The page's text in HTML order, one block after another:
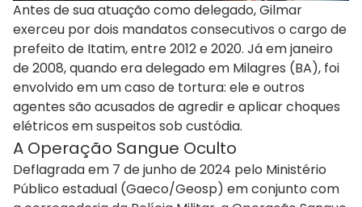
Antes de sua atuação como delegado, Gilmar
exerceu por dois mandatos consecutivos o cargo de
prefeito de Itatim, entre 2012 e 2020. Já em janeiro
de 2008, quando era delegado em Milagres (BA), foi
envolvido em um caso de tortura: ele e outros
agentes são acusados de agredir e aplicar choques
elétricos em suspeitos sob custódia.
A Operação Sangue Oculto
Deflagrada em 7 de junho de 2024 pelo Ministério
Público estadual (Gaeco/Geosp) em conjunto com